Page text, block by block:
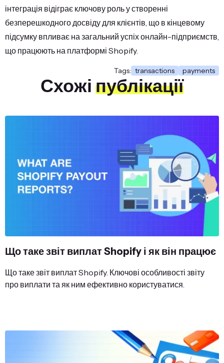
інтеграція відіграє ключову роль у створенні
безперешкодного досвіду для клієнтів, що в кінцевому
підсумку впливає на загальний успіх онлайн-підприємств,
що працюють на платформі Shopify.
Tags: transactions payments
Схожі публікації
Що таке звіт виплат Shopify і як він працює
Що таке звіт виплат Shopify. Ключові особливості звіту
про виплати та як ним ефективно користуватися.